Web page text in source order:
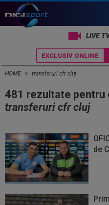
LIVE
EXCLUSIV ONLINE
HOME transferuri cfr cluj
481 rezultate pentru
transferuri cfr cluj
de